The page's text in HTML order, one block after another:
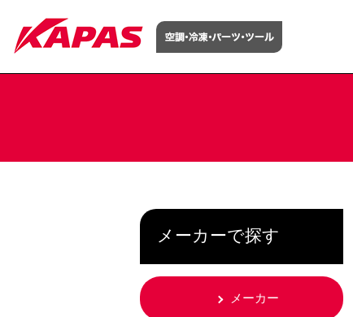
メーカーで探す
メーカー